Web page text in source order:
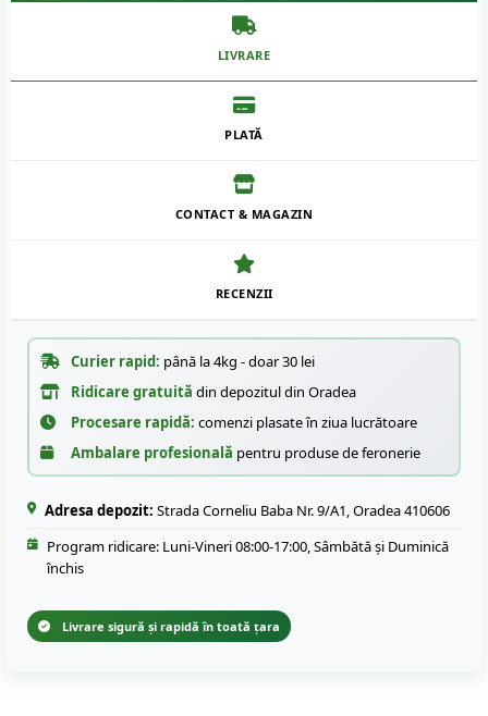
LIVRARE
PLATĂ
CONTACT & MAGAZIN
RECENZII
Curier rapid: până la 4kg - doar 30 lei
Ridicare gratuită din depozitul din Oradea
Procesare rapidă: comenzi plasate în ziua lucrătoare
Ambalare profesională pentru produse de feronerie
Adresa depozit: Strada Corneliu Baba Nr. 9/A1, Oradea 410606
Program ridicare: Luni-Vineri 08:00-17:00, Sâmbătă și Duminică
închis
Livrare sigură și rapidă în toată țara